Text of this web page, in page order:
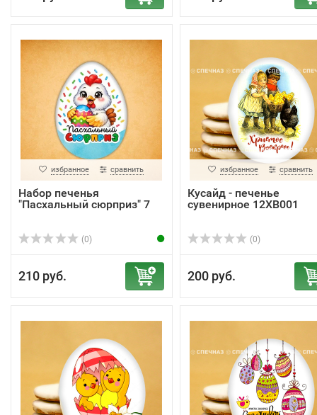
избранное сравнить
Набор печенья
"Пасхальный сюрприз" 7
(0)
210 руб.
избранное сравнить
Кусайд - печенье
сувенирное 12ХВ001
(0)
200 руб.